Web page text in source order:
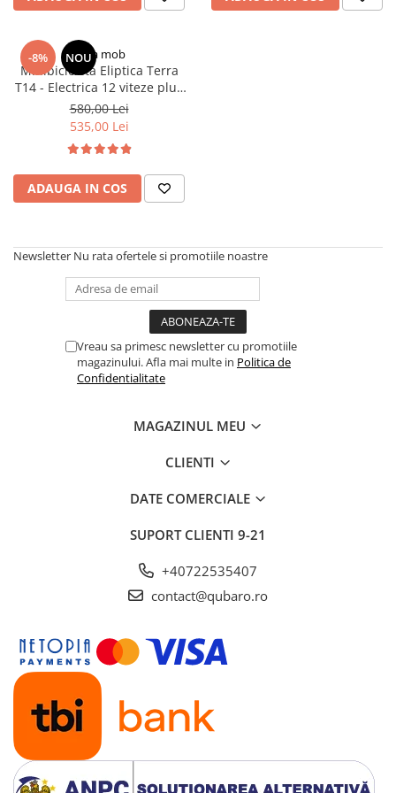
-8% NOU
terra mob
Minibicicleta Eliptica Terra
T14 - Electrica 12 viteze plus
reverse, calcul calorii, timp,
km
580,00 Lei
535,00 Lei
ADAUGA IN COS
Newsletter Nu rata ofertele si promotiile noastre
Vreau sa primesc newsletter cu promotiile
magazinului. Afla mai multe in Politica de
Confidentialitate
MAGAZINUL MEU
CLIENTI
DATE COMERCIALE
SUPORT CLIENTI 9-21
+40722535407
contact@qubaro.ro